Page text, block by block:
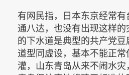
有网民指，日本东京经常有
通八达，也没有出现这样
的下水道是典型的共产党
道型同虚设，基本不能正
灌，山东青岛从来不闹水